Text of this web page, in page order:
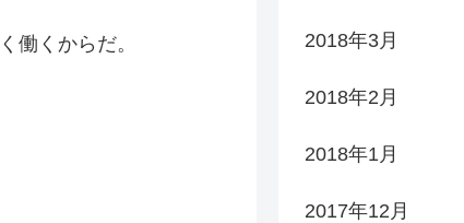
働くからだ。 2018年3月
2018年2月
2018年1月
2017年12月